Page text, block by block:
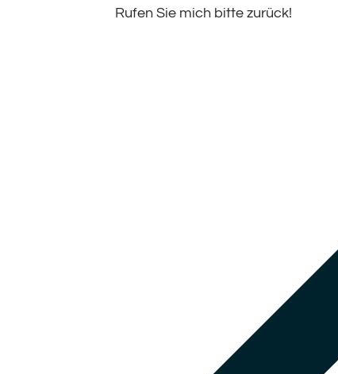
Rufen Sie mich bitte zurück!